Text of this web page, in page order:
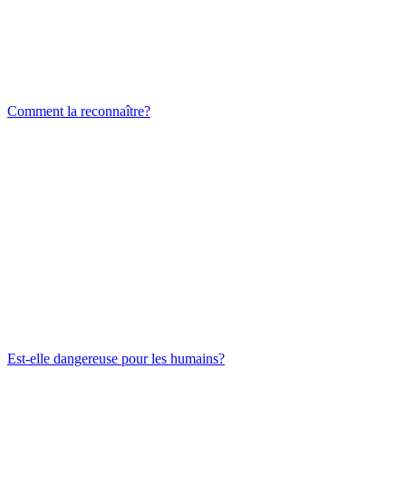
Comment la reconnaître?
Est-elle dangereuse pour les humains?